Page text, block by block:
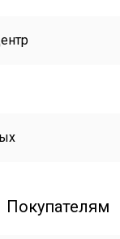
Покупателям